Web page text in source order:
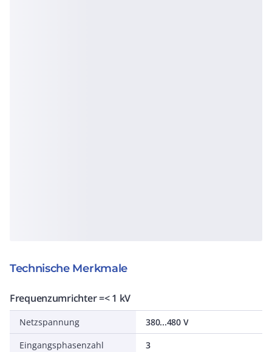
Technische Merkmale
Frequenzumrichter =< 1 kV
Netzspannung
380...480 V
Eingangsphasenzahl
3